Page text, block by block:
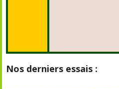
Nos derniers essais :